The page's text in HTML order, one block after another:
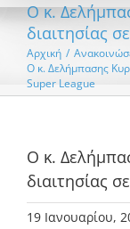
Ο κ.
διαιτησίας
Αρχική /
Ο κ. Δελήμπασης
Super League
Ο κ.
διαιτησίας
19 Ιανουαρίου,